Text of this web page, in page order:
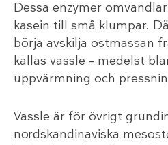
Dessa enzymer
kasein till små klumpar.
börja avskilja ostmassan
kallas vassle – medelst
uppvärmning och
Vassle är för övrigt
nordskandinaviska